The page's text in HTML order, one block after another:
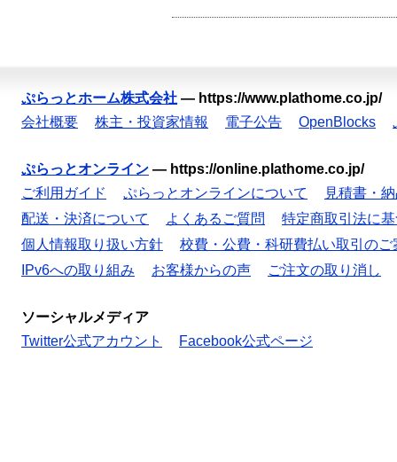
ぷらっとホーム株式会社 — https://www.plathome.co.jp/
会社概要
株主・投資家情報 電子公告 OpenBlocks
ぷらっとオンライン — https://online.plathome.co.jp/
ご利用ガイド
ぷらっとオンラインについて
見積書・
配送・決済について
よくあるご質問
特定商取引法に
個人情報取り扱い方針
校費・公費・科研費払い取引のご
IPv6への取り組み
お客様からの声 ご注文の取り消し
ソーシャルメディア
Twitter公式アカウント
Facebook公式ページ